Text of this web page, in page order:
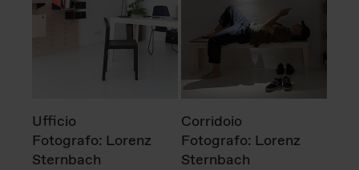
Ufficio
Fotografo: Lorenz
Sternbach
Corridoio
Fotografo: Lorenz
Sternbach